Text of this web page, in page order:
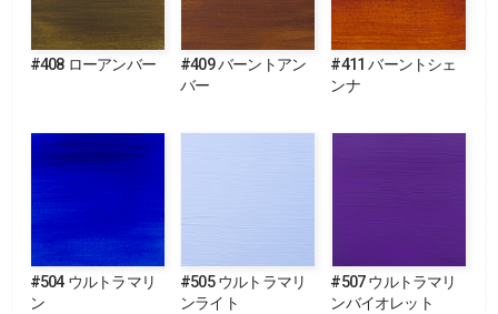
#408 ローアンバー
#409 バーントアン
バー
#411 バーントシェ
ンナ
#504 ウルトラマリ
ン
#505 ウルトラマリ
ンライト
#507 ウルトラマリ
ンバイオレット